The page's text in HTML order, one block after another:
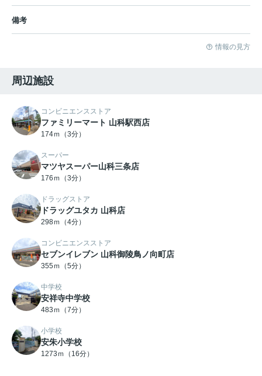
備考
情報の見方
周辺施設
コンビニエンスストア
ファミリーマート 山科駅西店
174ｍ（3分）
スーパー
マツヤスーパー山科三条店
176ｍ（3分）
ドラッグストア
ドラッグユタカ 山科店
298ｍ（4分）
コンビニエンスストア
セブンイレブン 山科御陵鳥ノ向町店
355ｍ（5分）
中学校
安祥寺中学校
483ｍ（7分）
小学校
安朱小学校
1273ｍ（16分）